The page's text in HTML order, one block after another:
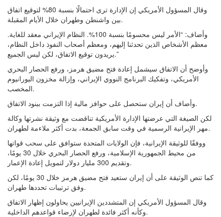
وقال المسؤول الأمريكي إن الإدارة ترى احتمالًا بنسبة 80% لتوقيع اتفاق
بين واشنطن وطهران خلال الأيام المقبلة.
وأضاف: “الأمر ليس محسومًا بنسبة 100%. النظام الإيراني معقد للغاية.
معظم الأشخاص الذين تحدثنا إليهم، ومعظم أصحاب النفوذ داخل النظام،
يريدون توقيع الاتفاق، لكن ليس الجميع.”
وأوضح أن الاتفاق سيشمل إعادة فتح مضيق هرمز، ورفع الحصار البحري
الأمريكي، وتفكيك البرنامج النووي الإيراني، وإزالة مخزون اليورانيوم
المخصب.
وأضاف أن إيران ستحصل على حوافز مالية إذا التزمت ببنود الاتفاق.
لكن الصيغة التي عرضتها الإدارة الأمريكية تناقضت مع وثيقة نشرتها وكالة
مهر الإيرانية الرسمية في وقت سابق الجمعة، بدت أكثر ملاءمة لطهران.
ووفقًا للوثيقة الإيرانية، فإن الولايات المتحدة ستوافق على سحب قواتها
من محيط الجمهورية الإسلامية، ورفع الحصار البحري خلال 30 يومًا،
وتقديم 300 مليار دولار لتمويل إعادة الإعمار.
كما تنص الوثيقة على أن إيران ستعيد فتح مضيق هرمز خلال 30 يومًا، لكن
وفق ترتيبات تحددها طهران.
وقال المسؤول الأمريكي إن المتشددين الإيرانيين يحاولون إظهار الاتفاق
وكأنه أكثر فائدة لطهران لإرضاء قواعدهم الداخلية.